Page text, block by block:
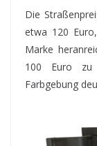
Die
etwa 120
Marke
100 Euro
Farbgebung